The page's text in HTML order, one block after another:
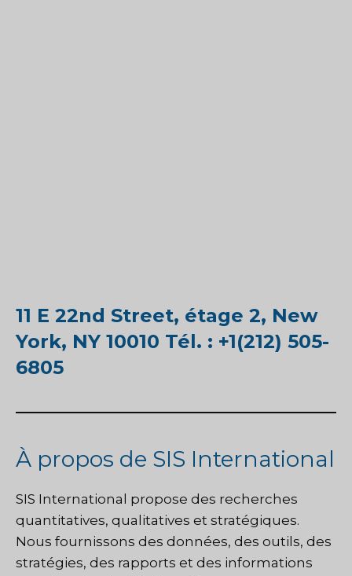
11 E 22nd Street, étage 2, New
York, NY 10010 Tél. : +1(212) 505-
6805
À propos de SIS International
SIS International propose des recherches
quantitatives, qualitatives et stratégiques.
Nous fournissons des données, des outils, des
stratégies, des rapports et des informations